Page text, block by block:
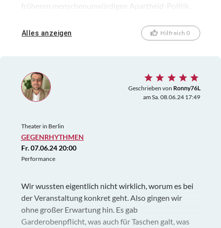
früheren menschenunwürdigen Apartheid-Politik.
mit dem liebevollen Zusammenhalt in der Familie
sehr zu Herzen! Danke für dieses besondere
Alles anzeigen Hilfreich 0
Geschrieben von Ronny76L
am Sa. 08.06.24 17:49
Theater in Berlin
GEGENRHYTHMEN
Fr. 07.06.24 20:00
Performance
Wir wussten eigentlich nicht wirklich, worum es bei
der Veranstaltung konkret geht. Also gingen wir
ohne großer Erwartung hin. Es gab
Garderobenpflicht, was auch für Taschen galt, was